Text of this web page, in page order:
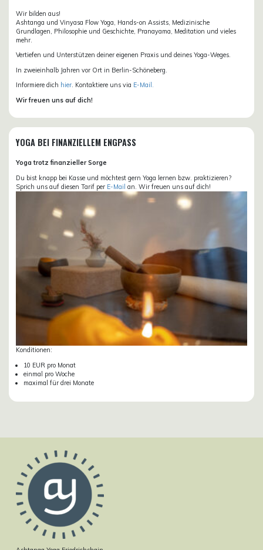
Wir bilden aus!
Ashtanga und Vinyasa Flow Yoga, Hands-on Assists, Medizinische
Grundlagen, Philosophie und Geschichte, Pranayama, Meditation und vieles
mehr.
Vertiefen und Unterstützen deiner eigenen Praxis und deines Yoga-Weges.
In zweieinhalb Jahren vor Ort in Berlin-Schöneberg.
Informiere dich hier. Kontaktiere uns via E-Mail.
Wir freuen uns auf dich!
YOGA BEI FINANZIELLEM ENGPASS
Yoga trotz finanzieller Sorge
Du bist knapp bei Kasse und möchtest gern Yoga lernen bzw. praktizieren?
Sprich uns auf diesen Tarif per E-Mail an. Wir freuen uns auf dich!
Konditionen:
10 EUR pro Monat
einmal pro Woche
maximal für drei Monate